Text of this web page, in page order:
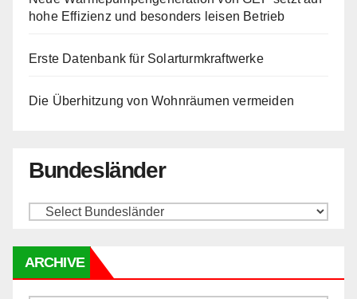
hohe Effizienz und besonders leisen Betrieb
Erste Datenbank für Solarturmkraftwerke
Die Überhitzung von Wohnräumen vermeiden
Bundesländer
ARCHIVE